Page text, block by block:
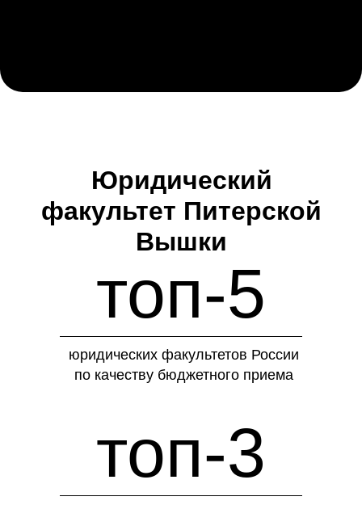
юридических факультетов России
по качеству бюджетного приема
топ-5
топ-3
Юридический
факультет Питерской
Вышки